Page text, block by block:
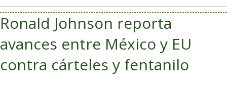
Ronald Johnson reporta
avances entre México y EU
contra cárteles y fentanilo